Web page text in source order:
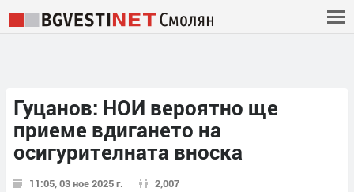
Гуцанов: НОИ вероятно ще
приеме вдигането на
осигурителната вноска
11:05, 03 ное 2025 г. 2,007